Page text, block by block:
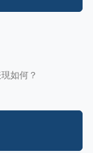
如何？